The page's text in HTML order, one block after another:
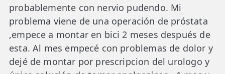
probablemente con nervio pudendo. Mi
problema viene de una operación de próstata
,empece a montar en bici 2 meses después de
esta. Al mes empecé con problemas de dolor y
dejé de montar por prescripcion del urologo y